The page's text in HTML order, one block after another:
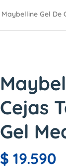
Maybelline Gel De
Cejas
Gel
$ 19.590